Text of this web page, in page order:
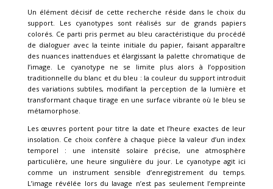
Un élément décisif de cette recherche réside dans le choix du
support. Les cyanotypes sont réalisés sur de grands papiers
colorés. Ce parti pris permet au bleu caractéristique du procédé
de dialoguer avec la teinte initiale du papier, faisant apparaître
des nuances inattendues et élargissant la palette chromatique de
l’image. Le cyanotype ne se limite plus alors à l’opposition
traditionnelle du blanc et du bleu : la couleur du support introduit
des variations subtiles, modifiant la perception de la lumière et
transformant chaque tirage en une surface vibrante où le bleu se
métamorphose.
Les œuvres portent pour titre la date et l’heure exactes de leur
insolation. Ce choix confère à chaque pièce la valeur d’un index
temporel : une intensité solaire précise, une atmosphère
particulière, une heure singulière du jour. Le cyanotype agit ici
comme un instrument sensible d’enregistrement du temps.
L’image révélée lors du lavage n’est pas seulement l’empreinte